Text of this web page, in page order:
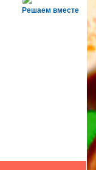
Решаем вместе